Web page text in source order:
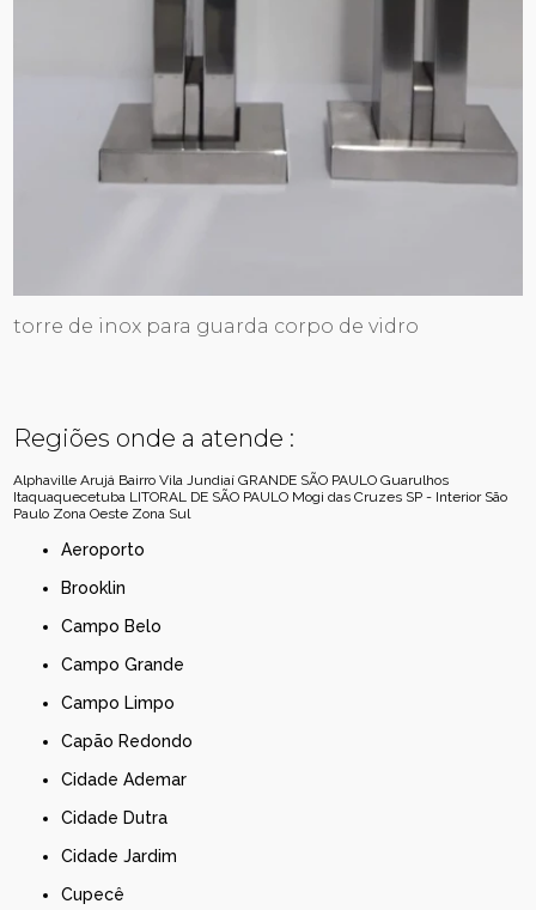
torre de inox para guarda corpo de vidro
Regiões onde a atende :
Alphaville Arujá Bairro Vila Jundiaí GRANDE SÃO PAULO Guarulhos
Itaquaquecetuba LITORAL DE SÃO PAULO Mogi das Cruzes SP - Interior São
Paulo Zona Oeste Zona Sul
Aeroporto
Brooklin
Campo Belo
Campo Grande
Campo Limpo
Capão Redondo
Cidade Ademar
Cidade Dutra
Cidade Jardim
Cupecê